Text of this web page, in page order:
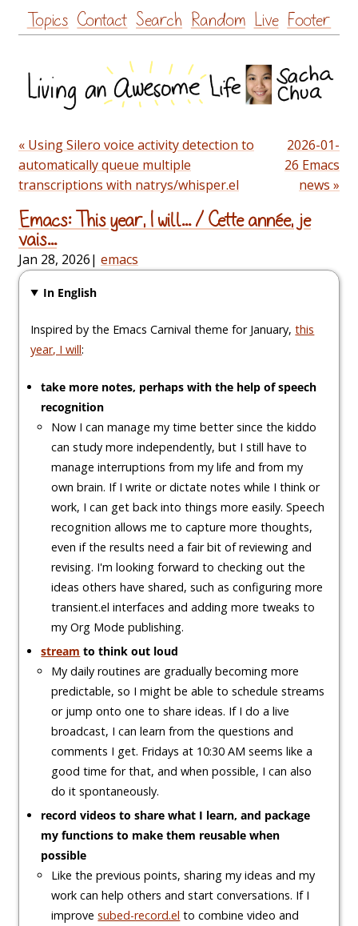
Skip
to
Topics Contact Search Random Live Footer
« Using Silero voice activity detection to
automatically queue multiple
transcriptions with natrys/whisper.el
2026-01-
26 Emacs
news »
Emacs: This year, I will... / Cette année, je
vais...
Jan 28, 2026| emacs
In English
Inspired by the Emacs Carnival theme for January,this
year, I will:
take more notes, perhaps with the help of speech
recognition
Now I can manage my time better since the kiddo
can study more independently, but I still have to
manage interruptions from my life and from my
own brain. If I write or dictate notes while I think or
work, I can get back into things more easily. Speech
recognition allows me to capture more thoughts,
even if the results need a fair bit of reviewing and
revising. I'm looking forward to checking out the
ideas others have shared, such as configuring more
transient.el interfaces and adding more tweaks to
my Org Mode publishing.
stream to think out loud
My daily routines are gradually becoming more
predictable, so I might be able to schedule streams
or jump onto one to share ideas. If I do a live
broadcast, I can learn from the questions and
comments I get. Fridays at 10:30 AM seems like a
good time for that, and when possible, I can also
do it spontaneously.
record videos to share what I learn, and package
my functions to make them reusable when
possible
Like the previous points, sharing my ideas and my
work can help others and start conversations. If I
improvesubed-record.el to combine video and